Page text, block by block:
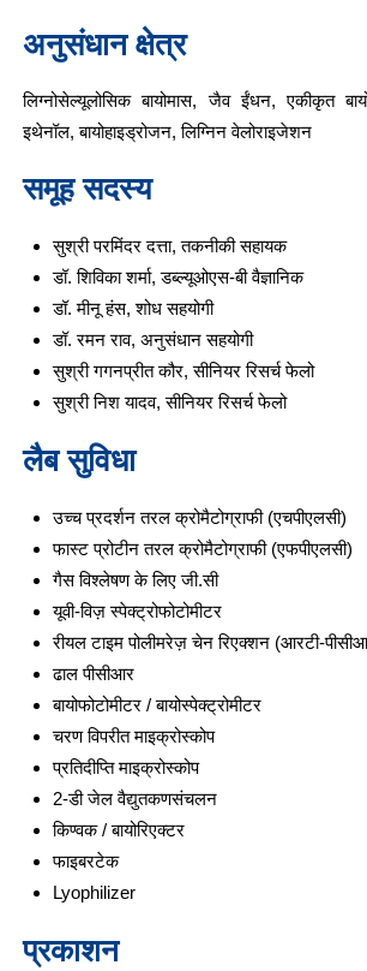
अनुसंधान क्षेत्र
लिग्नोसेल्यूलोसिक बायोमास, जैव ईंधन, एकीकृत
इथेनॉल, बायोहाइड्रोजन, लिग्निन वेलोराइजेशन
समूह सदस्य
सुश्री परमिंदर दत्ता, तकनीकी सहायक
डॉ. शिविका शर्मा, डब्ल्यूओएस-बी वैज्ञानिक
डॉ. मीनू हंस, शोध सहयोगी
डॉ. रमन राव, अनुसंधान सहयोगी
सुश्री गगनप्रीत कौर, सीनियर रिसर्च फेलो
सुश्री निश यादव, सीनियर रिसर्च फेलो
लैब सुविधा
उच्च प्रदर्शन तरल क्रोमैटोग्राफी (एचपीएलसी)
फास्ट प्रोटीन तरल क्रोमैटोग्राफी (एफपीएलसी)
गैस विश्लेषण के लिए जी.सी
यूवी-विज़ स्पेक्ट्रोफोटोमीटर
रीयल टाइम पोलीमरेज़ चेन रिएक्शन (आरटी-
ढाल पीसीआर
बायोफोटोमीटर / बायोस्पेक्ट्रोमीटर
चरण विपरीत माइक्रोस्कोप
प्रतिदीप्ति माइक्रोस्कोप
2-डी जेल वैद्युतकणसंचलन
किण्वक / बायोरिएक्टर
फाइबरटेक
Lyophilizer
प्रकाशन